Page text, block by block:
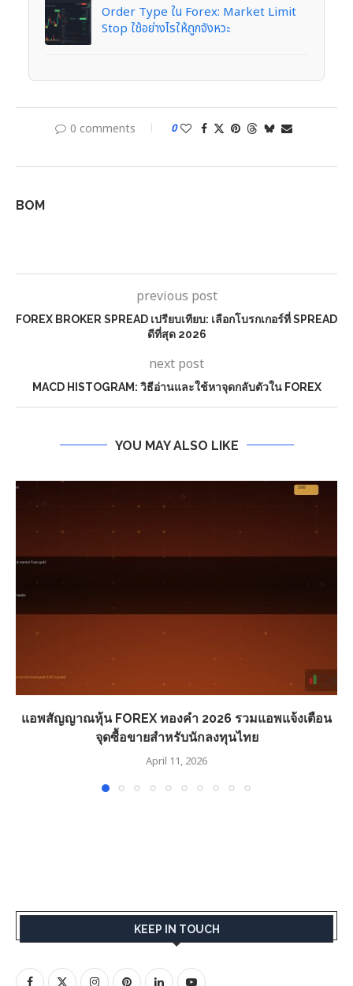
Order Type ใน Forex: Market Limit
Stop ใช้อย่างไรให้ถูกจังหวะ
0 comments 0
BOM
previous post
FOREX BROKER SPREAD เปรียบเทียบ: เลือกโบรกเกอร์ที่ SPREAD
ดีที่สุด 2026
next post
MACD HISTOGRAM: วิธีอ่านและใช้หาจุดกลับตัวใน FOREX
YOU MAY ALSO LIKE
แอพสัญญาณหุ้น FOREX ทองคำ 2026 รวมแอพแจ้งเตือน
จุดซื้อขายสำหรับนักลงทุนไทย
April 11, 2026
KEEP IN TOUCH